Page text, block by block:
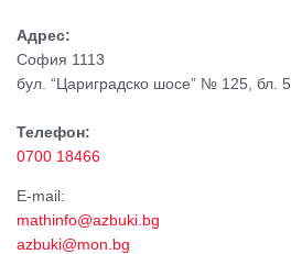
Адрес:
София 1113
бул. “Цариградско шосе” № 125, бл. 5
Телефон:
0700 18466
Е-mail:
mathinfo@azbuki.bg
azbuki@mon.bg